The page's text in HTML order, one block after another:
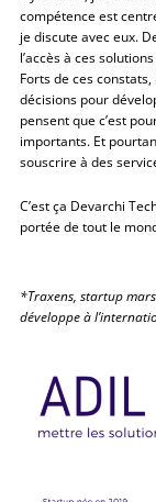
compétence est
je discute avec eux.
l’accès à ces
Forts de ces
décisions pour
pensent que c’est
importants. Et
souscrire à des
C’est ça Devarchi
portée de tout le
*Traxens, startup
développe à